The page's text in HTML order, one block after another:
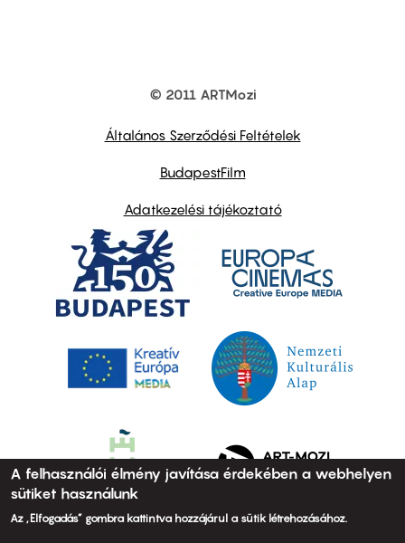
© 2011 ARTMozi
Általános Szerződési Feltételek
BudapestFilm
Adatkezelési tájékoztató
A felhasználói élmény javítása érdekében a webhelyen
sütiket használunk
Az „Elfogadás” gombra kattintva hozzájárul a sütik létrehozásához.